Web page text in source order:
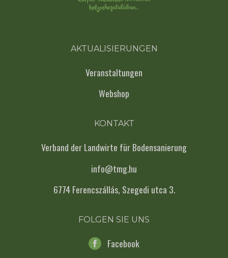
AKTUALISIERUNGEN
Veranstaltungen
Webshop
KONTAKT
Verband der Landwirte für Bodensanierung
info@tmg.hu
6774 Ferencszállás, Szegedi utca 3.
FOLGEN SIE UNS
Facebook